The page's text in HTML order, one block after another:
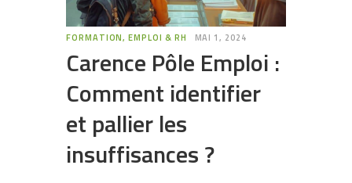
FORMATION, EMPLOI & RH MAI 1, 2024
Carence Pôle Emploi :
Comment identifier
et pallier les
insuffisances ?